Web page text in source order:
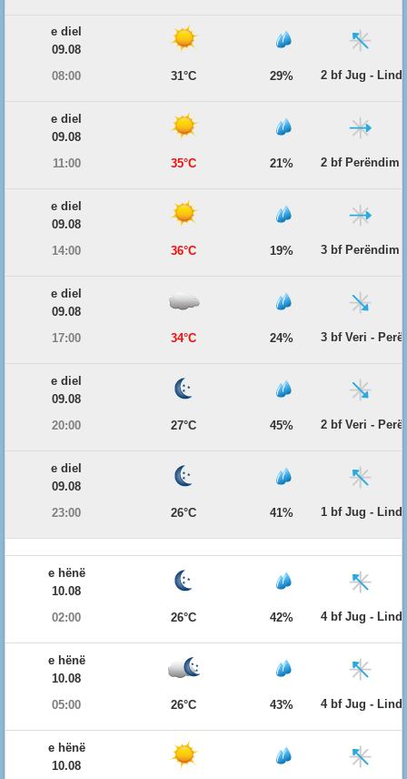
e diel
09.08
08:00
31°C 29% 2 bf Jug -
e diel
09.08
11:00
35°C 21% 2 bf Perëndim
e diel
09.08
14:00
36°C 19% 3 bf Perëndim
e diel
09.08
17:00
34°C 24% 3 bf Veri -
e diel
09.08
20:00
27°C 45% 2 bf Veri -
e diel
09.08
23:00
26°C 41% 1 bf Jug -
e hënë
10.08
02:00
26°C 42% 4 bf Jug -
e hënë
10.08
05:00
26°C 43% 4 bf Jug -
e hënë
10.08